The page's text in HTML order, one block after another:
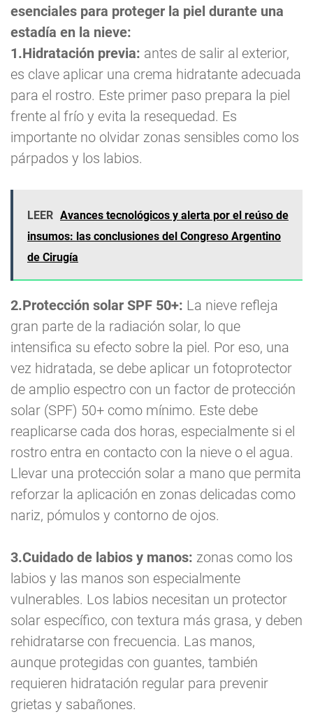
esenciales para proteger la piel durante una
estadía en la nieve:
1.Hidratación previa: antes de salir al exterior,
es clave aplicar una crema hidratante adecuada
para el rostro. Este primer paso prepara la piel
frente al frío y evita la resequedad. Es
importante no olvidar zonas sensibles como los
párpados y los labios.
LEER Avances tecnológicos y alerta por el reúso de
insumos: las conclusiones del Congreso Argentino
de Cirugía
2.Protección solar SPF 50+: La nieve refleja
gran parte de la radiación solar, lo que
intensifica su efecto sobre la piel. Por eso, una
vez hidratada, se debe aplicar un fotoprotector
de amplio espectro con un factor de protección
solar (SPF) 50+ como mínimo. Este debe
reaplicarse cada dos horas, especialmente si el
rostro entra en contacto con la nieve o el agua.
Llevar una protección solar a mano que permita
reforzar la aplicación en zonas delicadas como
nariz, pómulos y contorno de ojos.
3.Cuidado de labios y manos: zonas como los
labios y las manos son especialmente
vulnerables. Los labios necesitan un protector
solar específico, con textura más grasa, y deben
rehidratarse con frecuencia. Las manos,
aunque protegidas con guantes, también
requieren hidratación regular para prevenir
grietas y sabañones.